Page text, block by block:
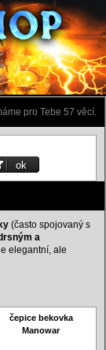
Seznam skupin
pro Tebe 57 věcí.
(často spojovaný s
a
elegantní, ale
čepice bekovka
Manowar